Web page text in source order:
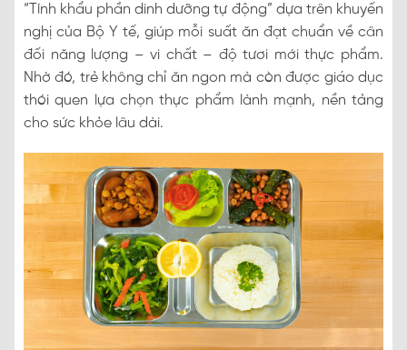
“Tính khẩu phần dinh dưỡng tự động” dựa trên khuyến
nghị của Bộ Y tế, giúp mỗi suất ăn đạt chuẩn về cân
đối năng lượng – vi chất – độ tươi mới thực phẩm.
Nhờ đó, trẻ không chỉ ăn ngon mà còn được giáo dục
thói quen lựa chọn thực phẩm lành mạnh, nền tảng
cho sức khỏe lâu dài.